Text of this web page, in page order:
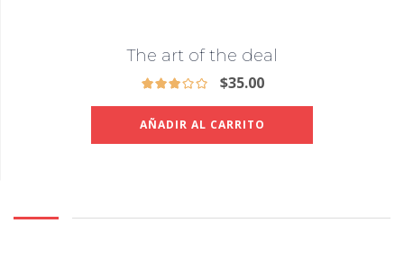
The art of the deal
$35.00
AÑADIR AL CARRITO